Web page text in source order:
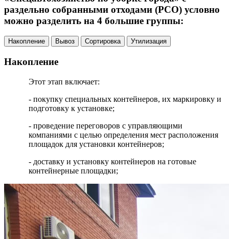
раздельно собранными отходами (РСО) условно
можно разделить на 4 большие группы:
Накопление Вывоз Сортировка Утилизация
Накопление
Этот этап включает:
- покупку специальных контейнеров, их маркировку и
подготовку к установке;
- проведение переговоров с управляющими
компаниями с целью определения мест расположения
площадок для установки контейнеров;
- доставку и установку контейнеров на готовые
контейнерные площадки;